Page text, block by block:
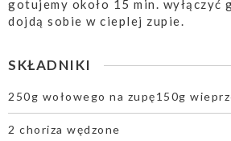
gotujemy około 15 min. wyłączyć
dojdą sobie w cieplej zupie.
SKŁADNIKI
250g wołowego na zupę150g
2 choriza wędzone